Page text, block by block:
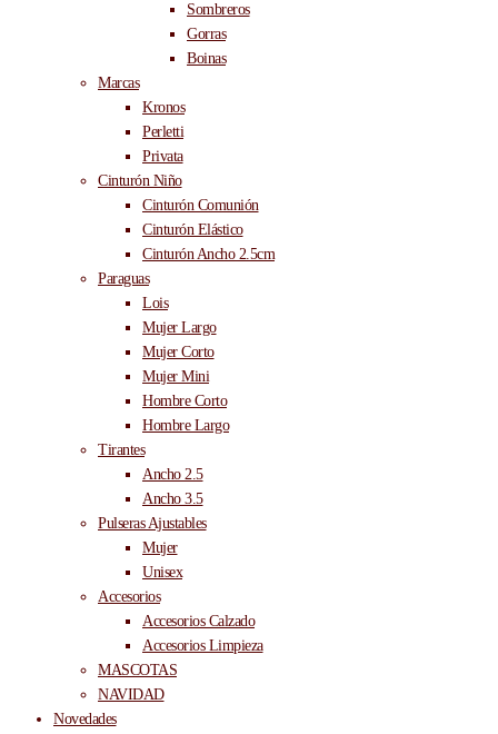
Sombreros
Gorras
Boinas
Marcas
Kronos
Perletti
Privata
Cinturón Niño
Cinturón Comunión
Cinturón Elástico
Cinturón Ancho 2.5cm
Paraguas
Lois
Mujer Largo
Mujer Corto
Mujer Mini
Hombre Corto
Hombre Largo
Tirantes
Ancho 2.5
Ancho 3.5
Pulseras Ajustables
Mujer
Unisex
Accesorios
Accesorios Calzado
Accesorios Limpieza
MASCOTAS
NAVIDAD
Novedades